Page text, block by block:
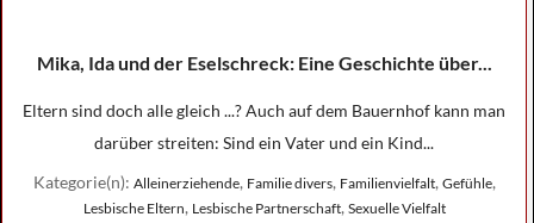
Mika, Ida und der Eselschreck: Eine Geschichte über...
Eltern sind doch alle gleich ...? Auch auf dem Bauernhof kann man
darüber streiten: Sind ein Vater und ein Kind...
Kategorie(n): Alleinerziehende, Familie divers, Familienvielfalt, Gefühle,
Lesbische Eltern, Lesbische Partnerschaft, Sexuelle Vielfalt